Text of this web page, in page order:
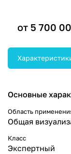
от 5 700
Основные
Область
Общая
Класс
Экспертный